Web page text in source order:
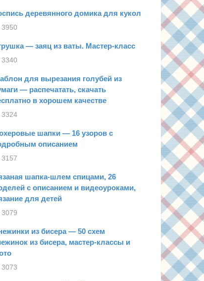
деревянного домика для кукол
3950
— заяц из ваты. Мастер-класс
3340
для вырезания голубей из
— распечатать, скачать
в хорошем качестве
3324
шапки — 16 узоров с
описанием
3157
шапка-шлем спицами, 26
с описанием и видеоуроками,
для детей
3079
из бисера — 50 схем
из бисера, мастер-классы и
3073